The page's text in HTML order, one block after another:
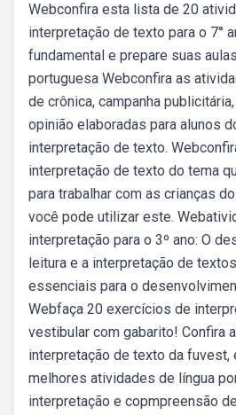
Webconfira esta lista de 20
interpretação de texto para o 7°
fundamental e prepare suas
portuguesa Webconfira as
de crônica, campanha
opinião elaboradas para alunos
interpretação de texto.
interpretação de texto do tema
para trabalhar com as crianças
você pode utilizar este.
interpretação para o 3º ano: O
leitura e a interpretação de
essenciais para o
Webfaça 20 exercícios de
vestibular com gabarito! Confira
interpretação de texto da fuvest,
melhores atividades de língua
interpretação e copmpreensão